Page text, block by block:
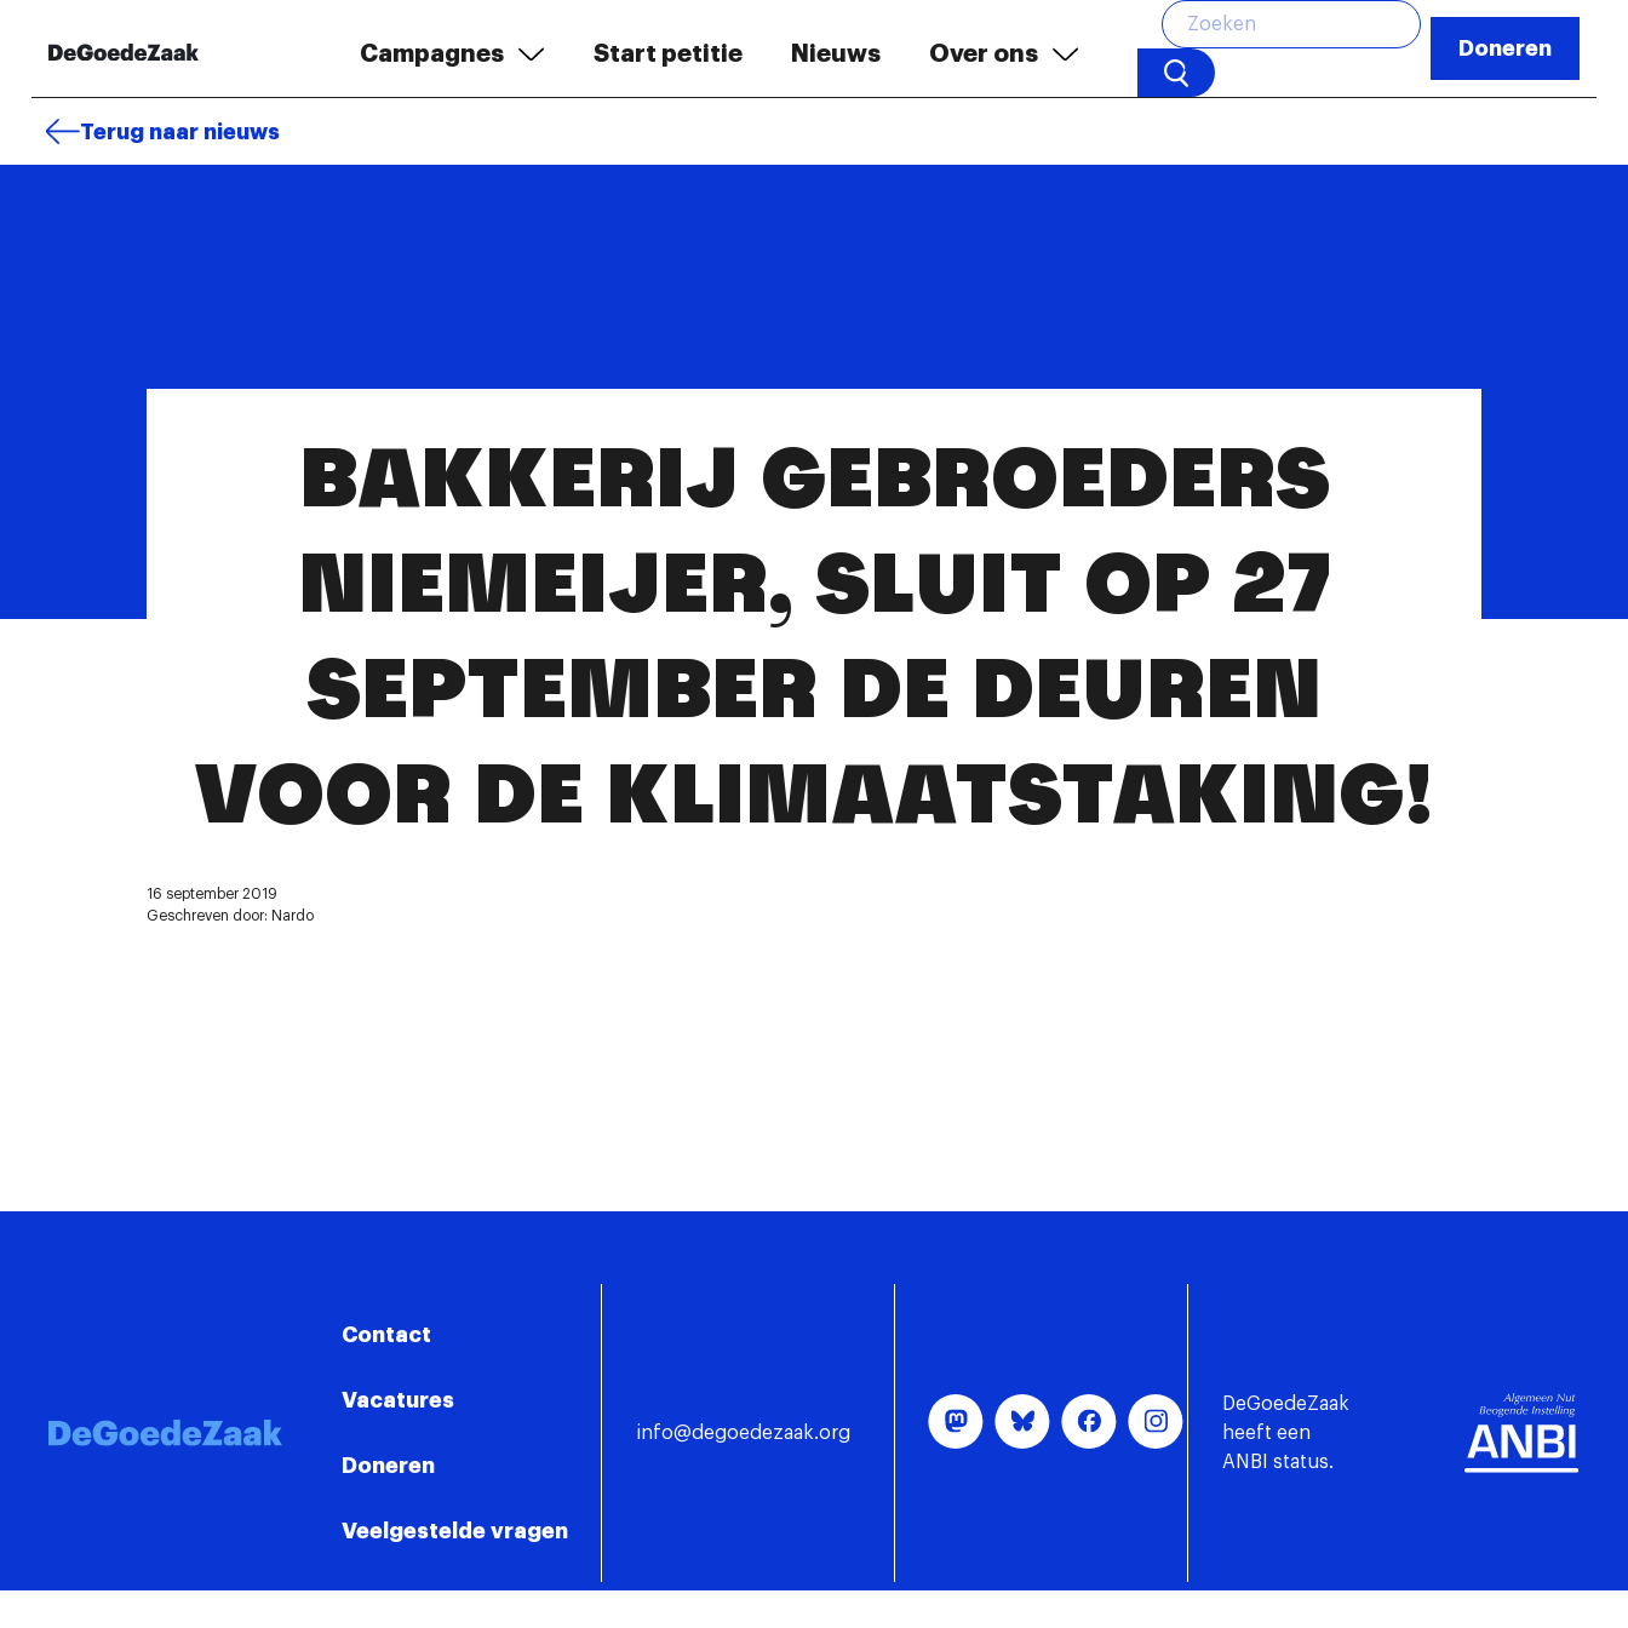
Campagnes Start petitie Nieuws Over ons Doneren
Terug naar nieuws
BAKKERIJ GEBROEDERS
NIEMEIJER, SLUIT OP 27
SEPTEMBER DE DEUREN
VOOR DE KLIMAATSTAKING!
16 september 2019
Geschreven door: Nardo
Contact
Vacatures
Doneren
Veelgestelde vragen
info@degoedezaak.org
DeGoedeZaak
heeft een
ANBI status.